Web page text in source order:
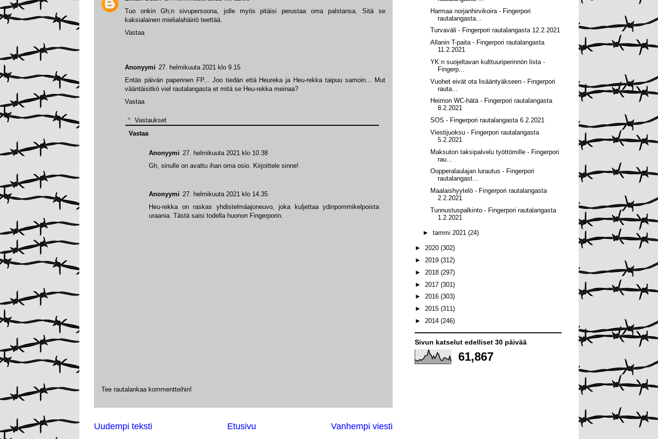
Anonyymi 27. helmikuuta 2021 klo 9.15
Entäs päivän paperinen FP... Joo tiedän että Heureka ja Heu-rekka taipuu samoin... Mut
vääntäisitkö viel rautalangasta et mitä se Heu-rekka meinaa?
Vastaa
Vastaukset
Anonyymi 27. helmikuuta 2021 klo 10.38
Gh, sinulle on avattu ihan oma osio. Kirjoittele sinne!
Anonyymi 27. helmikuuta 2021 klo 14.35
Heu-rekka on raskas yhdistelmäajoneuvo, joka kuljettaa ydinpommikelpoista
uraania. Tästä saisi todella huonon Fingerporin.
Vastaa
Tuo onkin Gh;n sivupersoona, jolle myös pitäisi perustaa oma palstansa. Sitä se
kaksialainen mielialahäiriö teettää.
Vastaa
Tee rautalankaa kommentteihin!
Uudempi teksti Vanhempi viesti
Etusivu
Harmaa norjanhirvikoira - Fingerpori
rautalangasta...
Turvaväli - Fingerpori rautalangasta 12.2.2021
Allanin T-paita - Fingerpori rautalangasta
11.2.2021
YK:n suojeltavan kulttuuriperinnön lista -
Fingerp...
Vuohet eivät ota lisääntyäkseen - Fingerpori
rauta...
Heimon WC-hätä - Fingerpori rautalangasta
8.2.2021
SOS - Fingerpori rautalangasta 6.2.2021
Viestijuoksu - Fingerpori rautalangasta
5.2.2021
Maksuton taksipalvelu työttömille - Fingerpori
rau...
Oopperalaulajan lurautus - Fingerpori
rautalangast...
Maalaishyytelö - Fingerpori rautalangasta
2.2.2021
Tunnustuspalkinto - Fingerpori rautalangasta
1.2.2021
► tammi 2021 (24)
► 2020 (302)
► 2019 (312)
► 2018 (297)
► 2017 (301)
► 2016 (303)
► 2015 (311)
► 2014 (246)
Sivun katselut edelliset 30 päivää
61,867